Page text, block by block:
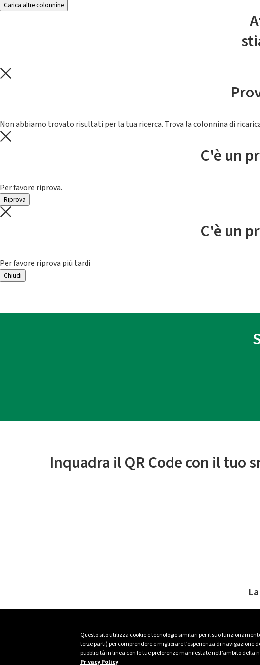
Questo sito utilizza cookie e tecnologie similari per il suo
terze parti) per comprendere e migliorare l’esperienza di navigazione
pubblicità in linea con le tue preferenze manifestate nell’ambito della
Privacy Policy.
Carica altre colonnine
Non abbiamo trovato risultati per la tua ricerca. Trova la colonnina di
C'è un
Per favore riprova.
Riprova
C'è un
Per favore riprova piú tardi
Chiudi
Inquadra il QR Code con il tuo